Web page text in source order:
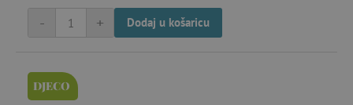
+
- Dodaj u košaricu
DJECO